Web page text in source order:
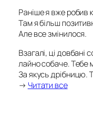
Раніше я вже робив
Там я більш
Але все змінилося.
Взагалі, ці довбані
лайно собаче. Тебе
За якусь дрібницю.
→ Читати все